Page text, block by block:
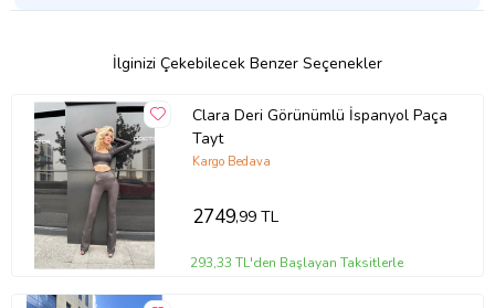
İlginizi Çekebilecek Benzer Seçenekler
Clara Deri Görünümlü İspanyol Paça
Tayt
Kargo Bedava
2749,99 TL
293,33 TL'den Başlayan Taksitlerle